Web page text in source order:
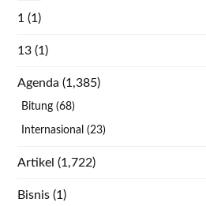
1 (1)
13 (1)
Agenda (1,385)
Bitung (68)
Internasional (23)
Artikel (1,722)
Bisnis (1)